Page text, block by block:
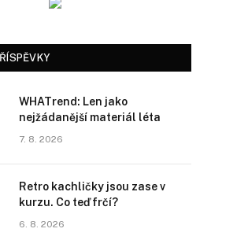
WHATrend: Len jako
nejžádanější materiál léta
7. 8. 2026
Retro kachličky jsou zase v
kurzu. Co teď frčí?
6. 8. 2026